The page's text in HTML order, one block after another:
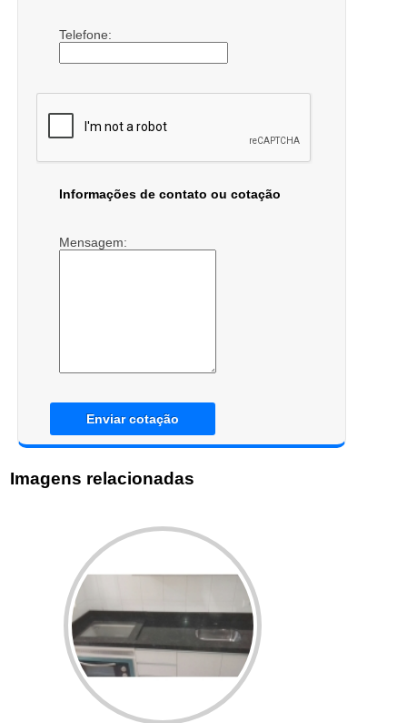
Telefone:
Informações de contato ou cotação
Mensagem:
Enviar cotação
Imagens relacionadas